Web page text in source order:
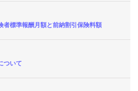
標準報酬月額と前納割引保険料額
ついて